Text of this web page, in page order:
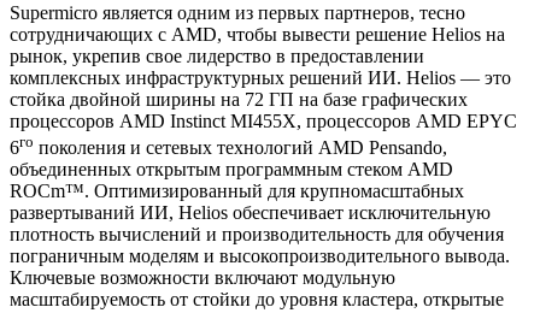
Supermicro является одним из первых партнеров, тесно
сотрудничающих с AMD, чтобы вывести решение Helios на
рынок, укрепив свое лидерство в предоставлении
комплексных инфраструктурных решений ИИ. Helios — это
стойка двойной ширины на 72 ГП на базе графических
процессоров AMD Instinct MI455X, процессоров AMD EPYC
6го поколения и сетевых технологий AMD Pensando,
объединенных открытым программным стеком AMD
ROCm™. Оптимизированный для крупномасштабных
развертываний ИИ, Helios обеспечивает исключительную
плотность вычислений и производительность для обучения
пограничным моделям и высокопроизводительного вывода.
Ключевые возможности включают модульную
масштабируемость от стойки до уровня кластера, открытые